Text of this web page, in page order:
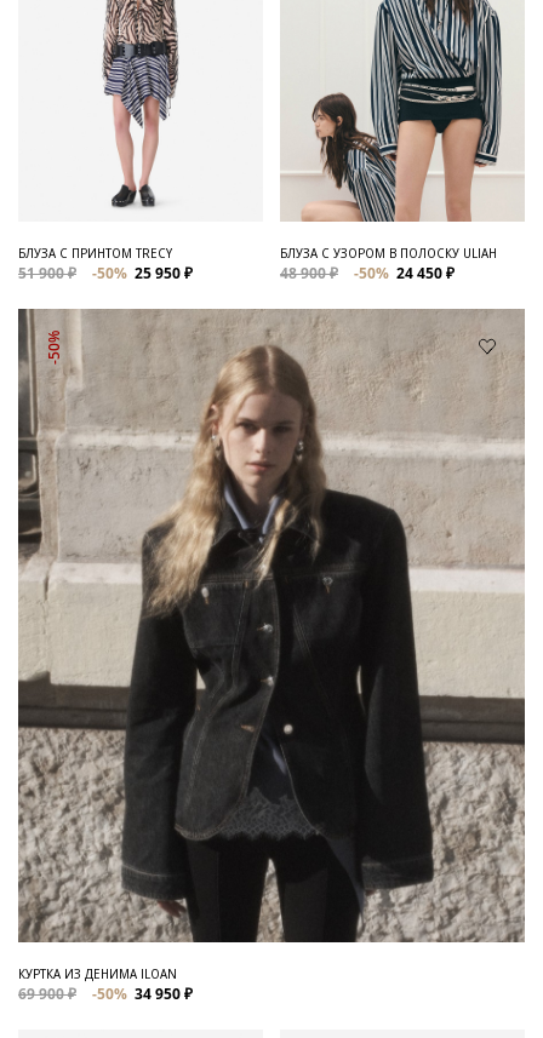
БЛУЗА С ПРИНТОМ TRECY
51 900 ₽ -50% 25 950 ₽
БЛУЗА С УЗОРОМ В ПОЛОСКУ ULIAH
48 900 ₽ -50% 24 450 ₽
-50%
КУРТКА ИЗ ДЕНИМА ILOAN
69 900 ₽ -50% 34 950 ₽